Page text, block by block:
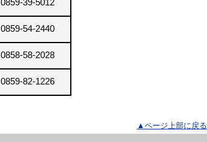
0859-39-5012
0859-54-2440
0858-58-2028
0859-82-1226
▲ページ上部に戻る